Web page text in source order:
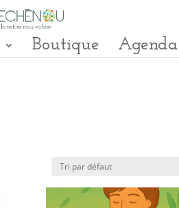
Boutique Agenda